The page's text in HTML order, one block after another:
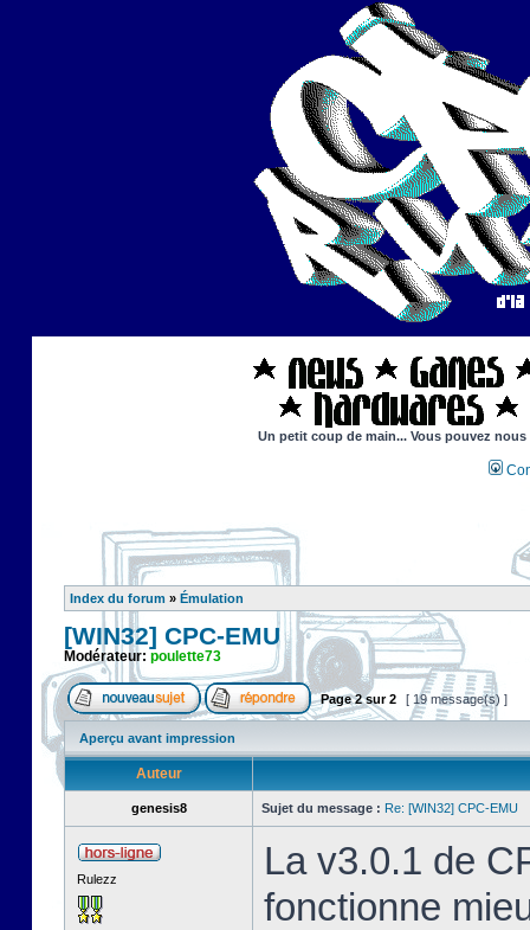
Un petit coup de main... Vous pouvez
Index du forum » Émulation
[WIN32] CPC-EMU
Modérateur: poulette73
Page2sur2 [ 19 message(s) ]
Aperçu avant impression
Auteur
genesis8 Sujet du message : Re: [WIN32] CPC-EMU
Rulezz
La v3.0.1 de
fonctionne